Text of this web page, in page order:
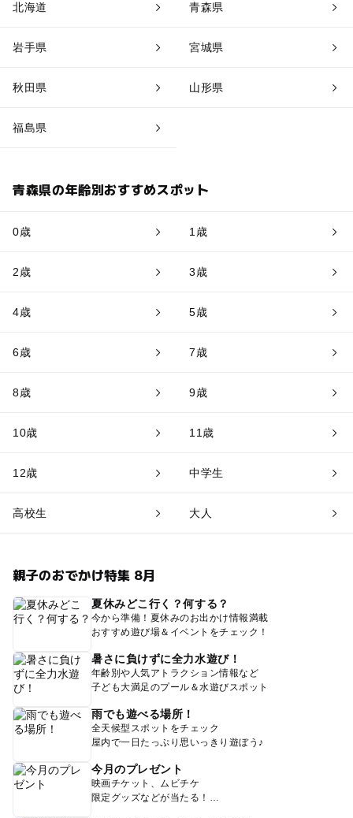
北海道 青森県
岩手県 宮城県
秋田県 山形県
福島県
青森県の年齢別おすすめスポット
0歳 1歳
2歳 3歳
4歳 5歳
6歳 7歳
8歳 9歳
10歳 11歳
12歳 中学生
高校生 大人
親子のおでかけ特集 8月
夏休みどこ行く？何する？
今から準備！夏休みのお出かけ情報満載
おすすめ遊び場＆イベントをチェック！
暑さに負けずに全力水遊び！
年齢別や人気アトラクション情報など
子ども大満足のプール＆水遊びスポット
雨でも遊べる場所！
全天候型スポットをチェック
屋内で一日たっぷり思いっきり遊ぼう♪
今月のプレゼント
映画チケット、ムビチケ
限定グッズなどが当たる！